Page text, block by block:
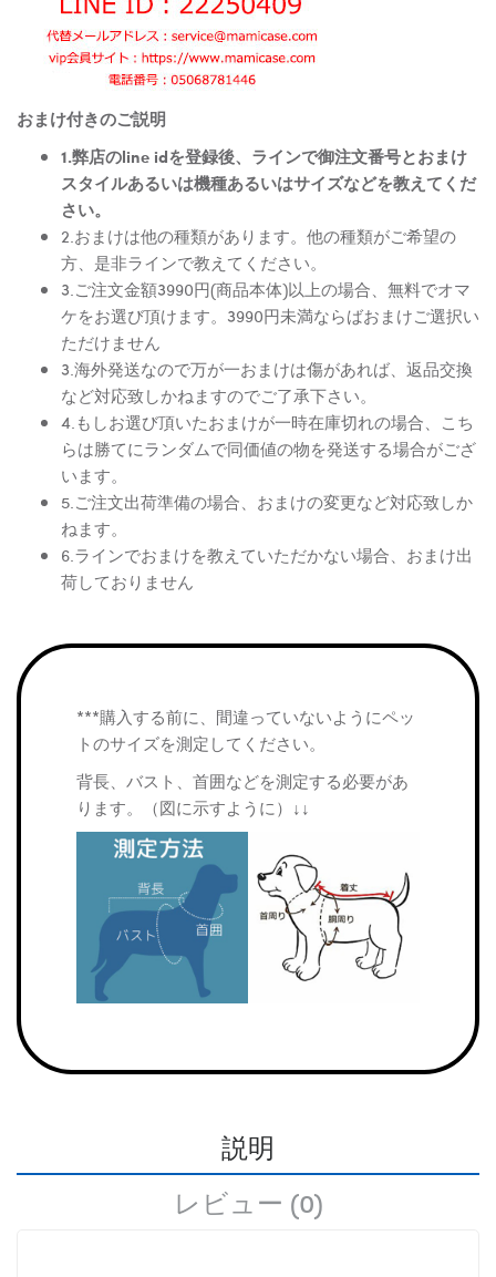
おまけ付きのご説明
1.弊店のline idを登録後、ラインで御注文番号とおまけ
スタイルあるいは機種あるいはサイズなどを教えてくだ
さい。
2.おまけは他の種類があります。他の種類がご希望の
方、是非ラインで教えてください。
3.ご注文金額3990円(商品本体)以上の場合、無料でオマ
ケをお選び頂けます。3990円未満ならばおまけご選択い
ただけません
3.海外発送なので万が一おまけは傷があれば、返品交換
など対応致しかねますのでご了承下さい。
4.もしお選び頂いたおまけが一時在庫切れの場合、こち
らは勝てにランダムで同価値の物を発送する場合がござ
います。
5.ご注文出荷準備の場合、おまけの変更など対応致しか
ねます。
6.ラインでおまけを教えていただかない場合、おまけ出
荷しておりません
***購入する前に、間違っていないようにペッ
トのサイズを測定してください。
背長、バスト、首囲などを測定する必要があ
ります。（図に示すように）↓↓
説明
レビュー (0)